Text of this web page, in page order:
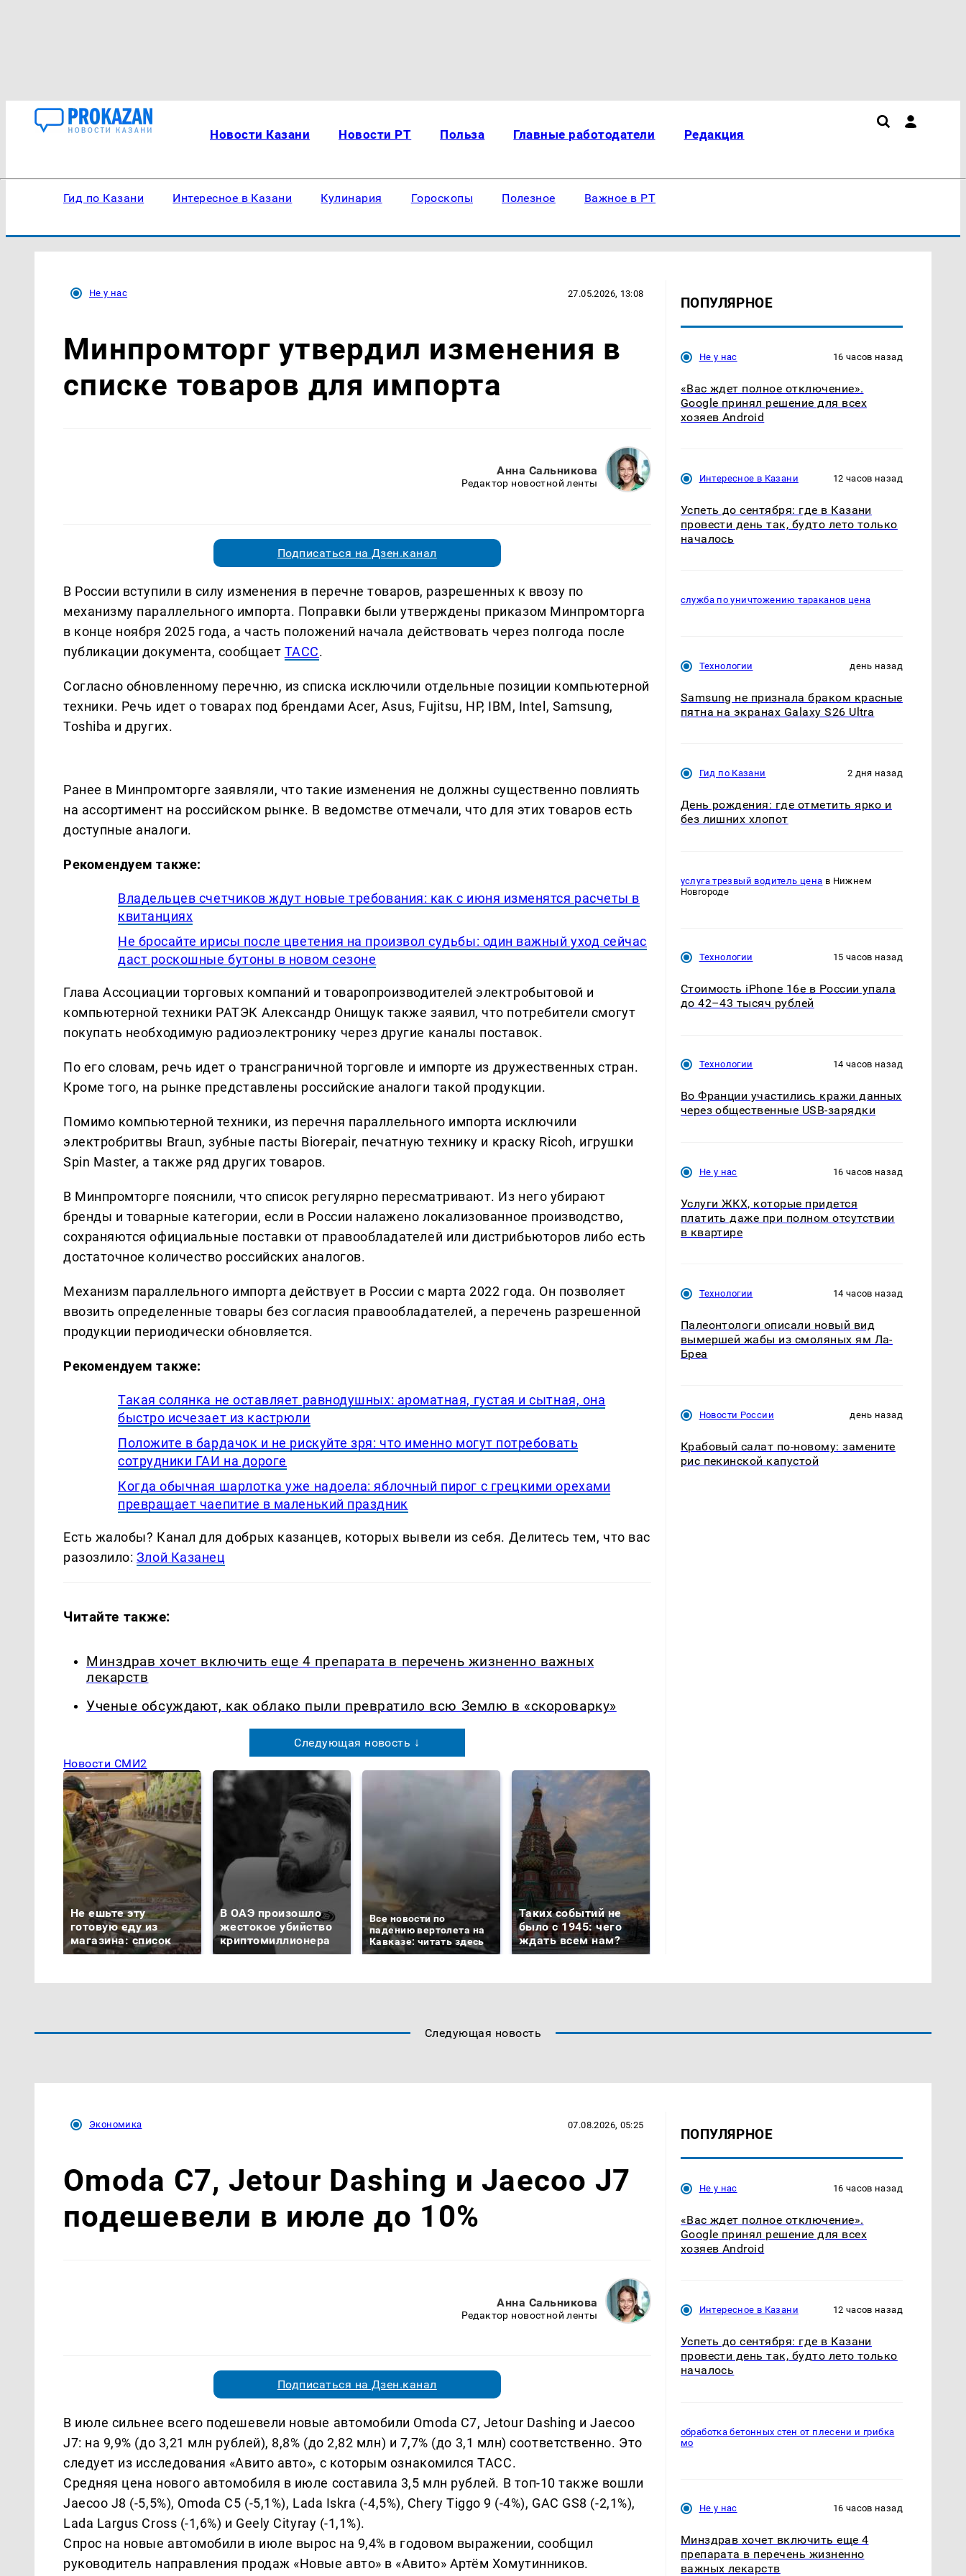
Новости Казани Новости РТ Польза Главные работодатели Редакция
Гид по Казани Интересное в Казани Кулинария Гороскопы Полезное Важное в РТ
Не у нас 27.05.2026, 13:08
Минпромторг утвердил изменения в
списке товаров для импорта
Анна Сальникова
Редактор новостной ленты
Подписаться на Дзен.канал
В России вступили в силу изменения в перечне товаров, разрешенных к ввозу по
механизму параллельного импорта. Поправки были утверждены приказом Минпромторга
в конце ноября 2025 года, а часть положений начала действовать через полгода после
публикации документа, сообщает ТАСС.
Согласно обновленному перечню, из списка исключили отдельные позиции компьютерной
техники. Речь идет о товарах под брендами Acer, Asus, Fujitsu, HP, IBM, Intel, Samsung,
Toshiba и других.
Ранее в Минпромторге заявляли, что такие изменения не должны существенно повлиять
на ассортимент на российском рынке. В ведомстве отмечали, что для этих товаров есть
доступные аналоги.
Рекомендуем также:
Владельцев счетчиков ждут новые требования: как с июня изменятся расчеты в
квитанциях
Не бросайте ирисы после цветения на произвол судьбы: один важный уход сейчас
даст роскошные бутоны в новом сезоне
Глава Ассоциации торговых компаний и товаропроизводителей электробытовой и
компьютерной техники РАТЭК Александр Онищук также заявил, что потребители смогут
покупать необходимую радиоэлектронику через другие каналы поставок.
По его словам, речь идет о трансграничной торговле и импорте из дружественных стран.
Кроме того, на рынке представлены российские аналоги такой продукции.
Помимо компьютерной техники, из перечня параллельного импорта исключили
электробритвы Braun, зубные пасты Biorepair, печатную технику и краску Ricoh, игрушки
Spin Master, а также ряд других товаров.
В Минпромторге пояснили, что список регулярно пересматривают. Из него убирают
бренды и товарные категории, если в России налажено локализованное производство,
сохраняются официальные поставки от правообладателей или дистрибьюторов либо есть
достаточное количество российских аналогов.
Механизм параллельного импорта действует в России с марта 2022 года. Он позволяет
ввозить определенные товары без согласия правообладателей, а перечень разрешенной
продукции периодически обновляется.
Рекомендуем также:
Такая солянка не оставляет равнодушных: ароматная, густая и сытная, она
быстро исчезает из кастрюли
Положите в бардачок и не рискуйте зря: что именно могут потребовать
сотрудники ГАИ на дороге
Когда обычная шарлотка уже надоела: яблочный пирог с грецкими орехами
превращает чаепитие в маленький праздник
Есть жалобы? Канал для добрых казанцев, которых вывели из себя. Делитеcь тем, что вас
разозлило: Злой Казанец
Читайте также:
Минздрав хочет включить еще 4 препарата в перечень жизненно важных
лекарств
Ученые обсуждают, как облако пыли превратило всю Землю в «скороварку»
Следующая новость ↓
Новости СМИ2
Не ешьте эту
готовую еду из
магазина: список
В ОАЭ произошло
жестокое убийство
криптомиллионера
Все новости по
падению вертолета на
Кавказе: читать здесь
Таких событий не
было с 1945: чего
ждать всем нам?
ПОПУЛЯРНОЕ
Не у нас 16 часов назад
«Вас ждет полное отключение».
Google принял решение для всех
хозяев Android
Интересное в Казани 12 часов назад
Успеть до сентября: где в Казани
провести день так, будто лето только
началось
служба по уничтожению тараканов цена
Технологии день назад
Samsung не признала браком красные
пятна на экранах Galaxy S26 Ultra
Гид по Казани 2 дня назад
День рождения: где отметить ярко и
без лишних хлопот
услуга трезвый водитель цена в Нижнем
Новгороде
Технологии 15 часов назад
Стоимость iPhone 16e в России упала
до 42–43 тысяч рублей
Технологии 14 часов назад
Во Франции участились кражи данных
через общественные USB-зарядки
Не у нас 16 часов назад
Услуги ЖКХ, которые придется
платить даже при полном отсутствии
в квартире
Технологии 14 часов назад
Палеонтологи описали новый вид
вымершей жабы из смоляных ям Ла-
Бреа
Новости России день назад
Крабовый салат по-новому: замените
рис пекинской капустой
Следующая новость
Экономика 07.08.2026, 05:25
Omoda C7, Jetour Dashing и Jaecoo J7
подешевели в июле до 10%
Анна Сальникова
Редактор новостной ленты
Подписаться на Дзен.канал
В июле сильнее всего подешевели новые автомобили Omoda C7, Jetour Dashing и Jaecoo
J7: на 9,9% (до 3,21 млн рублей), 8,8% (до 2,82 млн) и 7,7% (до 3,1 млн) соответственно. Это
следует из исследования «Авито авто», с которым ознакомился ТАСС.
Средняя цена нового автомобиля в июле составила 3,5 млн рублей. В топ-10 также вошли
Jaecoo J8 (-5,5%), Omoda C5 (-5,1%), Lada Iskra (-4,5%), Chery Tiggo 9 (-4%), GAC GS8 (-2,1%),
Lada Largus Cross (-1,6%) и Geely Cityray (-1,1%).
Спрос на новые автомобили в июле вырос на 9,4% в годовом выражении, сообщил
руководитель направления продаж «Новые авто» в «Авито» Артём Хомутинников.
ПОПУЛЯРНОЕ
Не у нас 16 часов назад
«Вас ждет полное отключение».
Google принял решение для всех
хозяев Android
Интересное в Казани 12 часов назад
Успеть до сентября: где в Казани
провести день так, будто лето только
началось
обработка бетонных стен от плесени и грибка
мо
Не у нас 16 часов назад
Минздрав хочет включить еще 4
препарата в перечень жизненно
важных лекарств